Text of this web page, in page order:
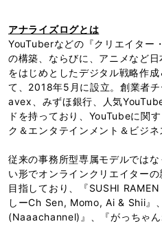
アナライズログとは
YouTuberなどの『クリエイター
の構築、ならびに、アニメなど
をはじめとしたデジタル戦略作
て、2018年5月に設立。創業者
avex、みずほ銀行、人気
ドを持っており、YouTubeに関
ク＆エンタテインメント＆ビジネ
従来の事務所型専属モデルでは
い形でオンラインクリエイター
目指しており、『SUSHI
しーCh Sen, Momo, Ai & Shii』
(Naaachannel)』、『がっちゃ